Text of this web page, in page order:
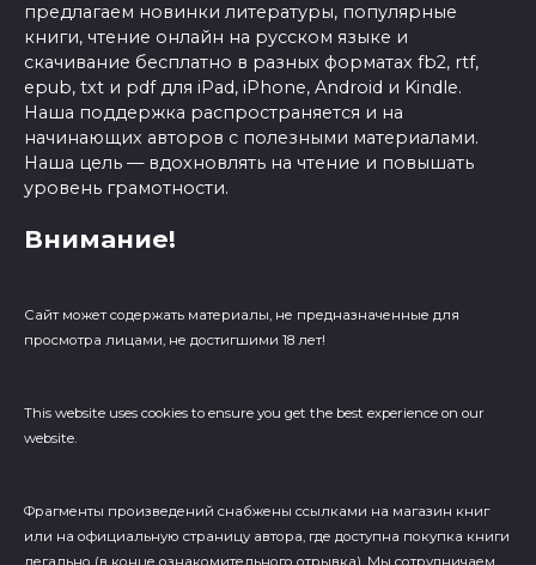
предлагаем новинки литературы, популярные
книги, чтение онлайн на русском языке и
скачивание бесплатно в разных форматах fb2, rtf,
epub, txt и pdf для iPad, iPhone, Android и Kindle.
Наша поддержка распространяется и на
начинающих авторов с полезными материалами.
Наша цель — вдохновлять на чтение и повышать
уровень грамотности.
Внимание!
Сайт может содержать материалы, не предназначенные для
просмотра лицами, не достигшими 18 лет!
This website uses cookies to ensure you get the best experience on our
website.
Фрагменты произведений cнабжены ссылками на магазин книг
или на официальную страницу автора, где доступна покупка книги
легально (в конце ознакомительного отрывка). Мы сотрудничаем